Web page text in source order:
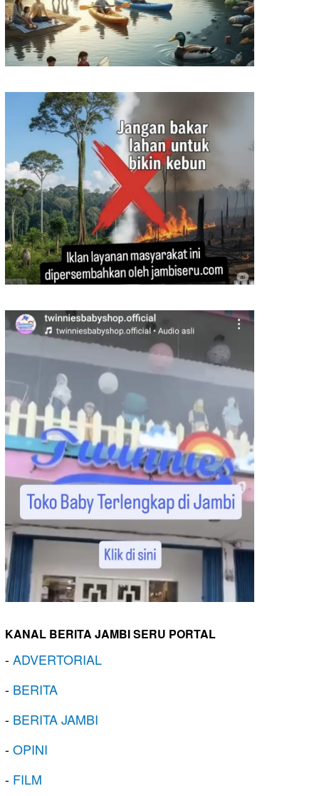
KANAL BERITA JAMBI SERU PORTAL
-ADVERTORIAL
- BERITA
- BERITA JAMBI
-OPINI
- FILM